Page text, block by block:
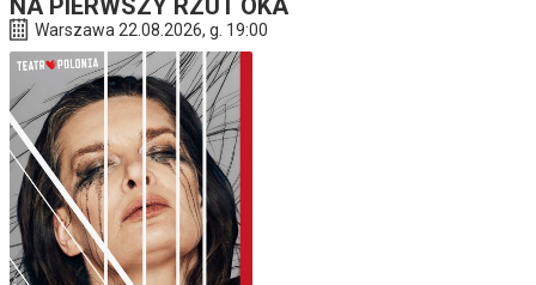
NA PIERWSZY RZUT OKA
Warszawa 22.08.2026, g. 19:00